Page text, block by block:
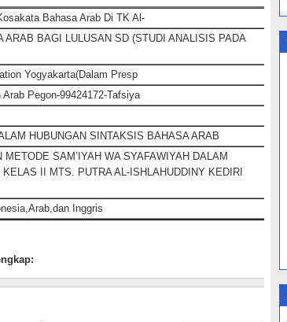
Bahasa Arab Di TK Al-
ARAB BAGI LULUSAN SD (STUDI ANALISIS PADA
Yogyakarta(Dalam Presp
Pegon-99424172-Tafsiya
HUBUNGAN SINTAKSIS BAHASA ARAB
SAM’IYAH WA SYAFAWIYAH DALAM
II MTS. PUTRA AL-ISHLAHUDDINY KEDIRI
Inggris